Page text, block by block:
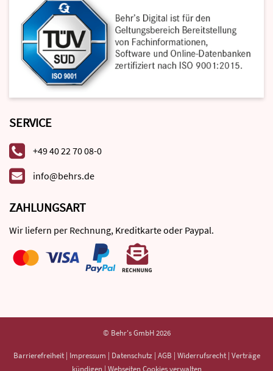
SERVICE
+49 40 22 70 08-0
info@behrs.de
ZAHLUNGSART
Wir liefern per Rechnung, Kreditkarte oder Paypal.
© Behr's GmbH 2026
Barrierefreiheit | Impressum | Datenschutz | AGB | Widerrufsrecht | Verträge
kündigen | Webseiten Cookies verwalten